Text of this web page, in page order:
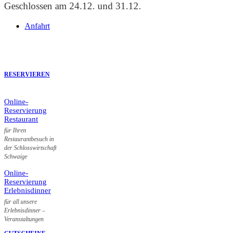
Geschlossen am 24.12. und 31.12.
Anfahrt
RESERVIEREN
Online-
Reservierung
Restaurant
für Ihren
Restaurantbesuch in
der Schlosswirtschaft
Schwaige
Online-
Reservierung
Erlebnisdinner
für all unsere
Erlebnisdinner –
Veranstaltungen